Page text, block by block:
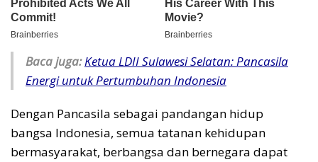
Baca juga:Ketua LDII Sulawesi Selatan: Pancasila
Energi untuk Pertumbuhan Indonesia
Dengan Pancasila sebagai pandangan hidup
bangsa Indonesia, semua tatanan kehidupan
bermasyarakat, berbangsa dan bernegara dapat